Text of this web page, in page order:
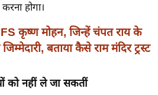
होगा।
कृष्ण मोहन, जिन्हें चंपत राय के
बताया कैसे राम मंदिर ट्रस्ट
को नहीं ले जा सकतीं